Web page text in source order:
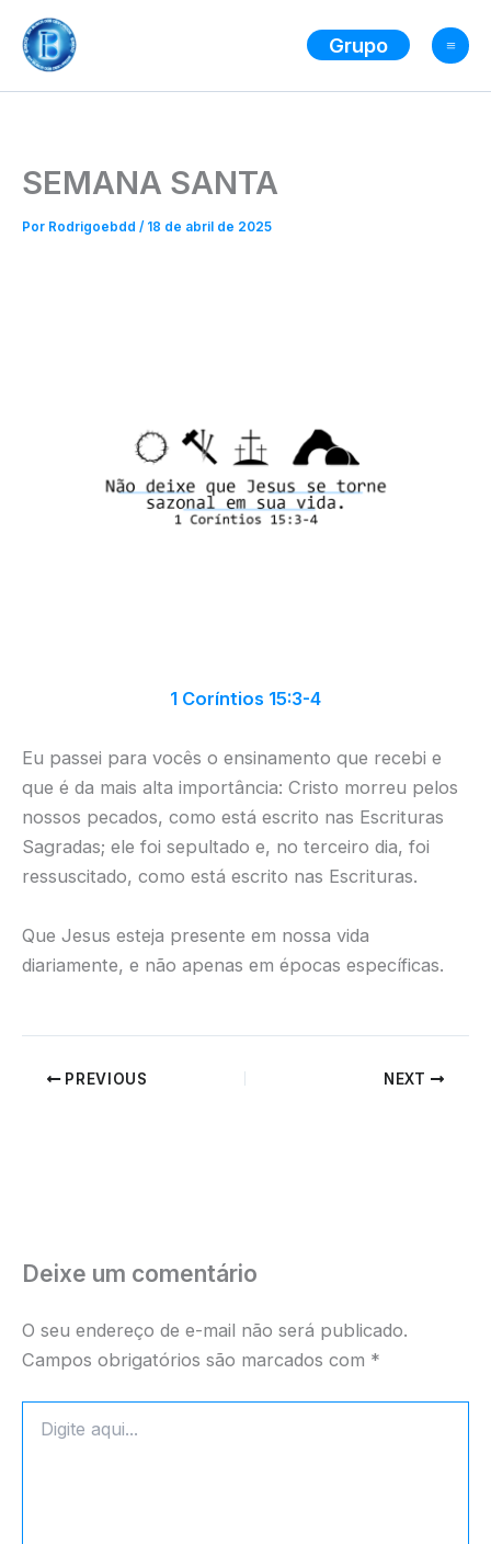
para
Grupo
SEMANA SANTA
Por Rodrigoebdd / 18 de abril de 2025
1 Coríntios 15:3-4
Eu passei para vocês o ensinamento que recebi e
que é da mais alta importância: Cristo morreu pelos
nossos pecados, como está escrito nas Escrituras
Sagradas; ele foi sepultado e, no terceiro dia, foi
ressuscitado, como está escrito nas Escrituras.
Que Jesus esteja presente em nossa vida
diariamente, e não apenas em épocas específicas.
PREVIOUS NEXT
Deixe um comentário
O seu endereço de e-mail não será publicado.
Campos obrigatórios são marcados com *
aqui...